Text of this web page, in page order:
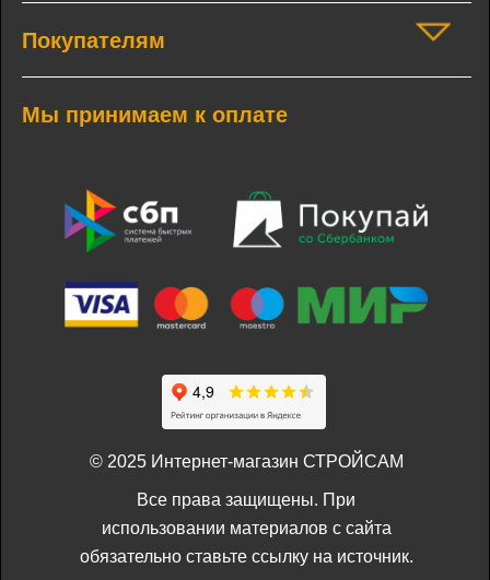
Покупателям
Мы принимаем к оплате
© 2025 Интернет-магазин СТРОЙСАМ
Все права защищены. При
использовании материалов с сайта
обязательно ставьте ссылку на источник.